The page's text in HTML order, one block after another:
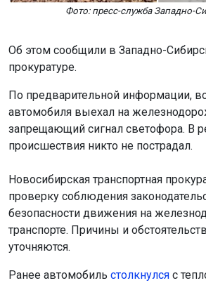
Фото: пресс-служба Западно-
Об этом сообщили в Западно-
прокуратуре.
По предварительной информации,
автомобиля выехал на
запрещающий сигнал светофора. В
происшествия никто не пострадал.
Новосибирская транспортная
проверку соблюдения
безопасности движения на
транспорте. Причины и
уточняются.
Ранее автомобиль столкнулся с